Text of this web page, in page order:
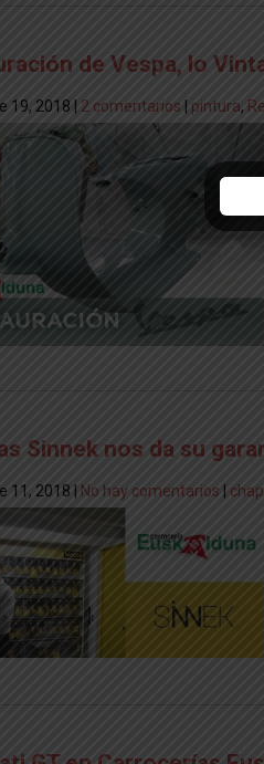
de Vespa, lo
19, 2018 2 comentarios pintura,
Sinnek nos da su
11, 2018 No hay comentarios